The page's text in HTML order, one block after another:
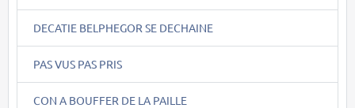
DECATIE BELPHEGOR SE DECHAINE
PAS VUS PAS PRIS
CON A BOUFFER DE LA PAILLE